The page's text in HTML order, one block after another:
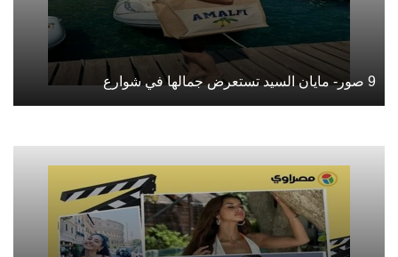
9 صور- مايان السيد تستعرض جمالها في شوارع